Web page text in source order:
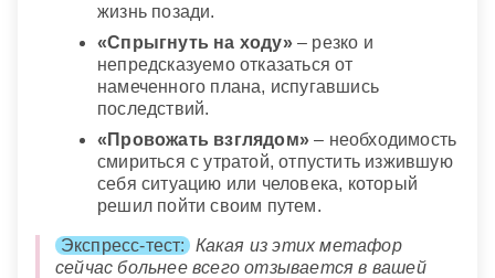
жизнь позади.
«Спрыгнуть на ходу»– резко и
непредсказуемо отказаться от
намеченного плана, испугавшись
последствий.
«Провожать взглядом» – необходимость
смириться с утратой, отпустить изжившую
себя ситуацию или человека, который
решил пойти своим путем.
Экспресс-тест:
Какая из этих метафор
сейчас больнее всего отзывается в вашей